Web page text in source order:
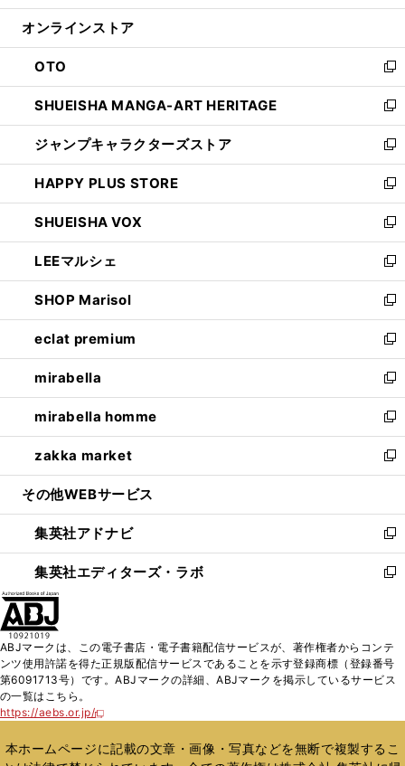
開
ン
ウ
で
開
く
ウ
ン
ド
ウ
で
開
く
オンラインストア
OTO
新
し
い
ウ
ィ
ン
ド
ウ
で
開
く
SHUEISHA MANGA-ART HERITAGE
新
し
い
ウ
ィ
ン
ド
ウ
で
開
く
ジャンプキャラクターズストア
新
し
い
ウ
ィ
ン
ド
ウ
で
開
く
HAPPY PLUS STORE
新
し
い
ウ
ィ
ン
ド
ウ
で
開
く
SHUEISHA VOX
新
し
い
ウ
ィ
ン
ド
ウ
で
開
く
LEEマルシェ
新
し
い
ウ
ィ
ン
ド
ウ
で
開
く
SHOP Marisol
新
し
い
ウ
ィ
ン
ド
ウ
で
開
eclat premium
新
し
い
ウ
ィ
ン
ド
ウ
開
く
mirabella
新
し
い
ウ
ィ
ン
ウ
で
開
く
mirabella homme
新
し
い
ウ
ン
ド
ウ
で
zakka market
新
し
ウ
ィ
ン
ド
く
その他WEBサービス
集英社アドナビ
新
し
い
ド
ウ
で
集英社エディターズ・ラボ
新
ィ
ン
ド
開
ABJマークは、この電子書店・電子書籍配信サービスが、著作権者からコンテ
ンツ使用許諾を得た正規版配信サービスであることを示す登録商標（登録番号
第6091713号）です。ABJマークの詳細、ABJマークを掲示しているサービス
の一覧はこちら。
https://aebs.or.jp/
新
い
ウ
本ホームページに記載の文章・画像・写真などを無断で複製するこ